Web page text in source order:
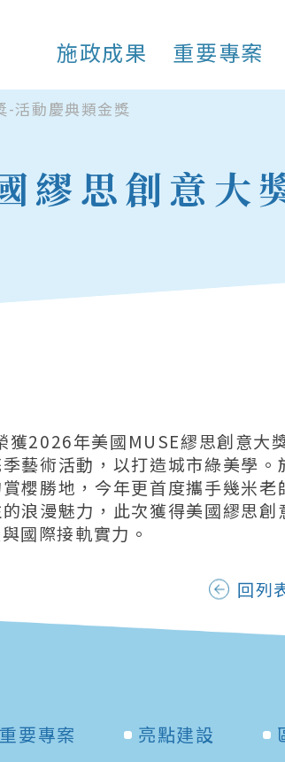
施政成果 重要專案
-活動慶典類金獎
繆思創意大
獲2026年美國MUSE繆思創意
藝術活動，以打造城市綠美學
櫻勝地，今年更首度攜手幾米
浪漫魅力，此次獲得美國繆思
國際接軌實力。
回列
重要專案
亮點建設